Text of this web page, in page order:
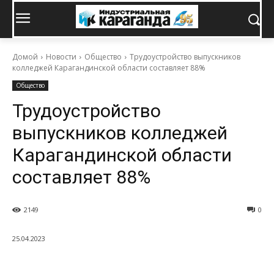
Домой Новости Общество
Трудоустройство выпускников
колледжей Карагандинской области составляет 88%
Общество
Трудоустройство
выпускников колледжей
Карагандинской области
составляет 88%
0
2149
25.04.2023